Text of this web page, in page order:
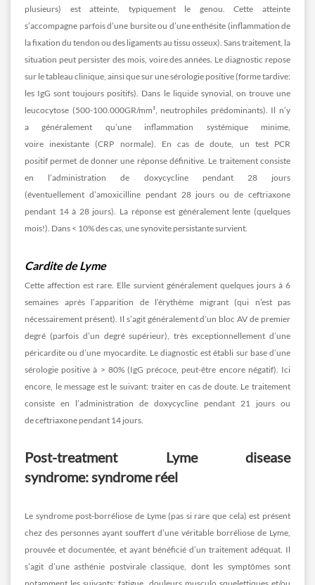
plusieurs) est atteinte, typiquement le genou. Cette atteinte
s’accompagne parfois d’une bursite ou d’une enthésite (inflammation de
la fixation du tendon ou des ligaments au tissu osseux). Sans traitement, la
situation peut persister des mois, voire des années. Le diagnostic repose
sur le tableau clinique, ainsi que sur une sérologie positive (forme tardive:
les IgG sont toujours positifs). Dans le liquide synovial, on trouve une
leucocytose (500-100.000GR/mm³, neutrophiles prédominants). Il n’y
a généralement qu’une inflammation systémique minime,
voire inexistante (CRP normale). En cas de doute, un test PCR
positif permet de donner une réponse définitive. Le traitement consiste
en l’administration de doxycycline pendant 28 jours
(éventuellement d’amoxicilline pendant 28 jours ou de ceftriaxone
pendant 14 à 28 jours). La réponse est généralement lente (quelques
mois!). Dans < 10% des cas, une synovite persistante survient.
Cardite de Lyme
Cette affection est rare. Elle survient généralement quelques jours à 6
semaines après l’apparition de l’érythème migrant (qui n’est pas
nécessairement présent). Il s’agit généralement d’un bloc AV de premier
degré (parfois d’un degré supérieur), très exceptionnellement d’une
péricardite ou d’une myocardite. Le diagnostic est établi sur base d’une
sérologie positive à > 80% (IgG précoce, peut-être encore négatif). Ici
encore, le message est le suivant: traiter en cas de doute. Le traitement
consiste en l’administration de doxycycline pendant 21 jours ou
de ceftriaxone pendant 14 jours.
Post-treatment Lyme disease
syndrome: syndrome réel
Le syndrome post-borréliose de Lyme (pas si rare que cela) est présent
chez des personnes ayant souffert d’une véritable borréliose de Lyme,
prouvée et documentée, et ayant bénéficié d’un traitement adéquat. Il
s’agit d’une asthénie postvirale classique, dont les symptômes sont